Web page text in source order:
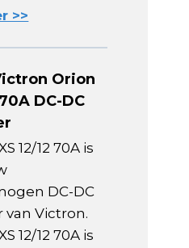
>>
Orion
DC-DC
12/12 70A is
DC-DC
van Victron.
12/12 70A is